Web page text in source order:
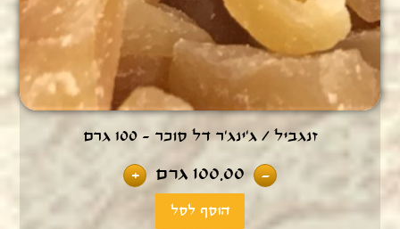
זנגביל / ג'ינג'ר דל סוכר - 100 גרם
-
100.00 גרם +